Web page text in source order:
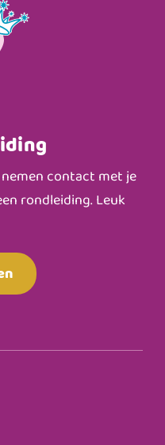
contact met je
rondleiding. Leuk